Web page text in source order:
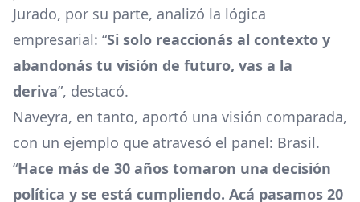
Jurado, por su parte, analizó la lógica
empresarial: “Si solo reaccionás al contexto y
abandonás tu visión de futuro, vas a la
deriva”, destacó.
Naveyra, en tanto, aportó una visión comparada,
con un ejemplo que atravesó el panel: Brasil.
“Hace más de 30 años tomaron una decisión
política y se está cumpliendo. Acá pasamos 20